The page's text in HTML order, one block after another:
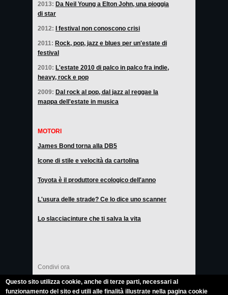
2013: Da Neil Young a Elton John, una pioggia
di star
2012: I festival non conoscono crisi
2011: Rock, pop, jazz e blues per un'estate di
festival
2010: L'estate 2010 di palco in palco fra indie,
heavy, rock e pop
2009: Dal rock al pop, dal jazz al reggae la
mappa dell'estate in musica
MOTORI
James Bond torna alla DB5
Icone di stile e velocità da cartolina
Toyota è il produttore ecologico dell'anno
L'usura delle strade? Ce lo dice uno scanner
Lo slacciacinture che ti salva la vita
Condivi ora
Questo sito utilizza cookie, anche di terze parti, necessari al
funzionamento del sito ed utili alle finalità illustrate nella pagina cookie